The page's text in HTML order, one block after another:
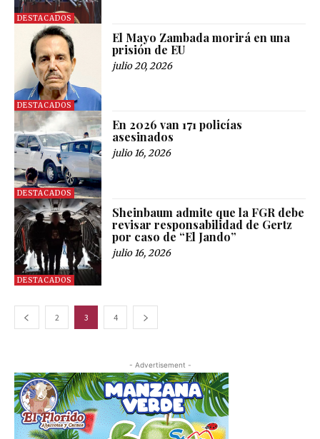
DESTACADOS
DESTACADOS
El Mayo Zambada morirá en una
prisión de EU
julio 20, 2026
DESTACADOS
En 2026 van 171 policías
asesinados
julio 16, 2026
DESTACADOS
Sheinbaum admite que la FGR debe
revisar responsabilidad de Gertz
por caso de “El Jando”
julio 16, 2026
2 3 4
- Advertisement -